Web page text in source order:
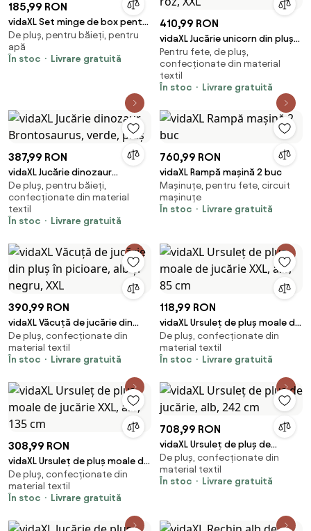
185,99 RON
vidaXL Set minge de box pentru
copii, 87-120 cm
De pluș, pentru băieți, pentru
apă
În stoc
Livrare gratuită
410,99 RON
vidaXL Jucărie unicorn din pluș
în picioare, alb și roz, XXL
Pentru fete, de pluș,
confecționate din material
textil
În stoc
Livrare gratuită
387,99 RON
vidaXL Jucărie dinozaur
Brontosaurus, verde, pluș
De pluș, pentru băieți,
confecționate din material
textil
În stoc
Livrare gratuită
760,99 RON
vidaXL Rampă mașină 2 buc
Mașinuțe, pentru fete, circuit
mașinuțe
În stoc
Livrare gratuită
390,99 RON
vidaXL Văcuță de jucărie din
pluș în picioare, alb și negru,
XXL
De pluș, confecționate din
material textil
În stoc
Livrare gratuită
118,99 RON
vidaXL Ursuleț de pluș moale de
jucărie XXL, alb, 85 cm
De pluș, confecționate din
material textil
În stoc
Livrare gratuită
308,99 RON
vidaXL Ursuleț de pluș moale de
jucărie XXL, alb, 135 cm
De pluș, confecționate din
material textil
În stoc
Livrare gratuită
708,99 RON
vidaXL Ursuleț de pluș de
jucărie, alb, 242 cm
De pluș, confecționate din
material textil
În stoc
Livrare gratuită